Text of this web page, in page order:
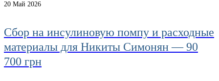
20 Май 2026
Сбор на инсулиновую помпу и расходные
материалы для Никиты Симонян — 90
700 грн